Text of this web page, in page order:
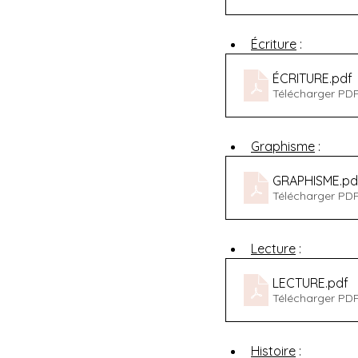
Écriture :
ÉCRITURE.pdf
Télécharger
Graphisme :
GRAPHISME
Télécharger
Lecture :
LECTURE.pdf
Télécharger
Histoire :